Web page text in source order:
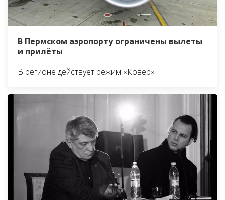
В Пермском аэропорту ограничены вылеты
и прилёты
В регионе действует режим «Ковёр»